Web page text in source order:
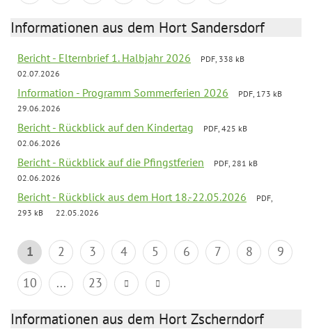
Informationen aus dem Hort Sandersdorf
Bericht - Elternbrief 1. Halbjahr 2026
PDF, 338 kB
02.07.2026
Information - Programm Sommerferien 2026
PDF, 173 kB
29.06.2026
Bericht - Rückblick auf den Kindertag
PDF, 425 kB
02.06.2026
Bericht - Rückblick auf die Pfingstferien
PDF, 281 kB
02.06.2026
Bericht - Rückblick aus dem Hort 18.-22.05.2026
PDF,
293 kB
22.05.2026
1 2 3 4 5 6 7 8
9
10
... 23
Informationen aus dem Hort Zscherndorf